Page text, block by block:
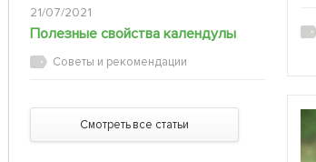
21/07/2021
Полезные свойства календулы
Советы и рекомендации
Смотреть все статьи